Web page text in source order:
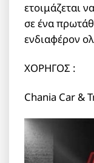
ετοιμάζεται
σε ένα
ενδιαφέρον
ΧΟΡΗΓΟΣ :
Chania Car &